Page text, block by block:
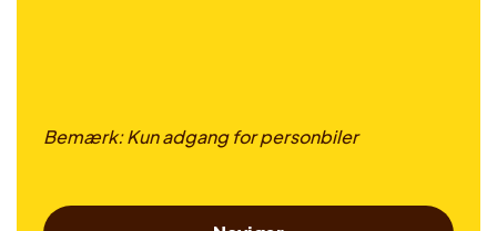
Bemærk: Kun adgang for personbiler